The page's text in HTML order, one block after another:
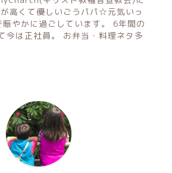
高くて優しいごうパパ☆元気いっ
やかに過ごしています。 6年間の
今は正社員。 お弁当・料理ネタ多